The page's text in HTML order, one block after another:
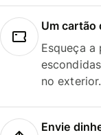
Um cartão
Esqueça a
no exterior.
Envie